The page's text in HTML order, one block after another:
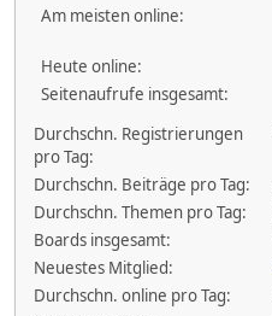
Am meisten online:
Heute online:
Seitenaufrufe insgesamt:
Durchschn. Registrierungen
pro Tag:
Durchschn. Beiträge pro Tag:
Durchschn. Themen pro Tag:
Boards insgesamt:
Neuestes Mitglied:
Durchschn. online pro Tag: